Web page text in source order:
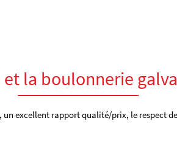
et la boulonnerie
un excellent rapport qualité/prix, le respect